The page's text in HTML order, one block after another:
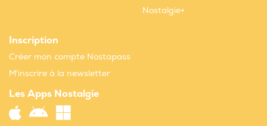
Nostalgie+
Inscription
Créer mon compte Nostapass
M'inscrire à la newsletter
Les Apps Nostalgie